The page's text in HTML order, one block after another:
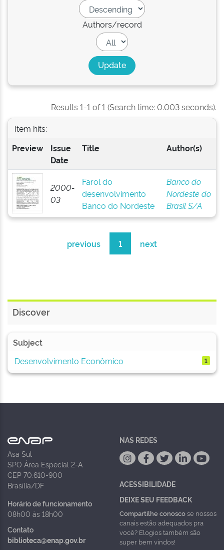
Authors/record
Results 1-1 of 1 (Search time: 0.003 seconds).
Item hits:
Preview
Issue
Date
Title Author(s)
2000-
03
Farol do
desenvolvimento
Banco do Nordeste
Banco do
Nordeste do
Brasil S/A
previous 1 next
Discover
Subject
Desenvolvimento Econômico
1
Asa Sul
SPO Área Especial 2-A
CEP 70.610-900
Brasília/DF
Horário de funcionamento
08h00 às 18h00
Contato
biblioteca@enap.gov.br
NAS REDES
ACESSIBILIDADE
DEIXE SEU FEEDBACK
Compartilhe conoscose nossos
canais estão adequados pra
você? Elogios também são
super bem vindos!